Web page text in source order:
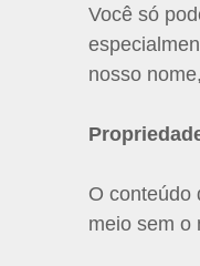
Você só
nosso
O conteúdo
meio sem o